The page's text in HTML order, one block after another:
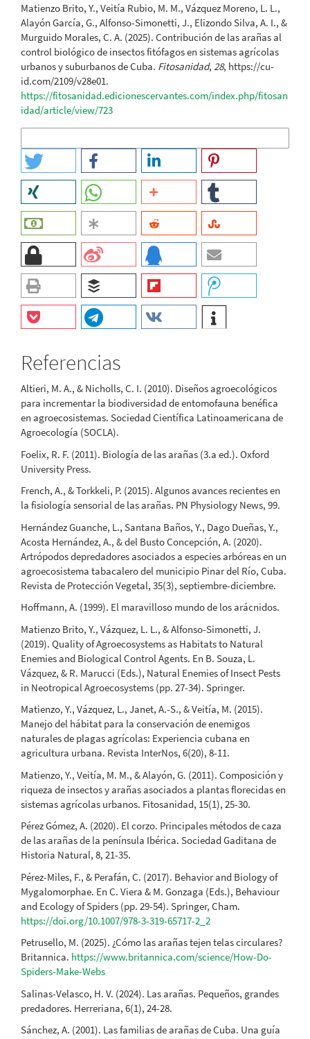
Matienzo Brito, Y., Veitía Rubio, M. M., Vázquez Moreno, L. L.,
Alayón García, G., Alfonso-Simonetti, J., Elizondo Silva, A. I., &
Murguido Morales, C. A. (2025). Contribución de las arañas al
control biológico de insectos fitófagos en sistemas agrícolas
urbanos y suburbanos de Cuba. Fitosanidad, 28, https://cu-
id.com/2109/v28e01.
https://fitosanidad.edicionescervantes.com/index.php/fitosan
idad/article/view/723
Referencias
Altieri, M. A., & Nicholls, C. I. (2010). Diseños agroecológicos
para incrementar la biodiversidad de entomofauna benéfica
en agroecosistemas. Sociedad Científica Latinoamericana de
Agroecología (SOCLA).
Foelix, R. F. (2011). Biología de las arañas (3.a ed.). Oxford
University Press.
French, A., & Torkkeli, P. (2015). Algunos avances recientes en
la fisiología sensorial de las arañas. PN Physiology News, 99.
Hernández Guanche, L., Santana Baños, Y., Dago Dueñas, Y.,
Acosta Hernández, A., & del Busto Concepción, A. (2020).
Artrópodos depredadores asociados a especies arbóreas en un
agroecosistema tabacalero del municipio Pinar del Río, Cuba.
Revista de Protección Vegetal, 35(3), septiembre-diciembre.
Hoffmann, A. (1999). El maravilloso mundo de los arácnidos.
Matienzo Brito, Y., Vázquez, L. L., & Alfonso-Simonetti, J.
(2019). Quality of Agroecosystems as Habitats to Natural
Enemies and Biological Control Agents. En B. Souza, L.
Vázquez, & R. Marucci (Eds.), Natural Enemies of Insect Pests
in Neotropical Agroecosystems (pp. 27-34). Springer.
Matienzo, Y., Vázquez, L., Janet, A.-S., & Veitía, M. (2015).
Manejo del hábitat para la conservación de enemigos
naturales de plagas agrícolas: Experiencia cubana en
agricultura urbana. Revista InterNos, 6(20), 8-11.
Matienzo, Y., Veitía, M. M., & Alayón, G. (2011). Composición y
riqueza de insectos y arañas asociados a plantas florecidas en
sistemas agrícolas urbanos. Fitosanidad, 15(1), 25-30.
Pérez Gómez, A. (2020). El corzo. Principales métodos de caza
de las arañas de la península Ibérica. Sociedad Gaditana de
Historia Natural, 8, 21-35.
Pérez-Miles, F., & Perafán, C. (2017). Behavior and Biology of
Mygalomorphae. En C. Viera & M. Gonzaga (Eds.), Behaviour
and Ecology of Spiders (pp. 29-54). Springer, Cham.
https://doi.org/10.1007/978-3-319-65717-2_2
Petrusello, M. (2025). ¿Cómo las arañas tejen telas circulares?
Britannica. https://www.britannica.com/science/How-Do-
Spiders-Make-Webs
Salinas-Velasco, H. V. (2024). Las arañas. Pequeños, grandes
predadores. Herreriana, 6(1), 24-28.
Sánchez, A. (2001). Las familias de arañas de Cuba. Una guía